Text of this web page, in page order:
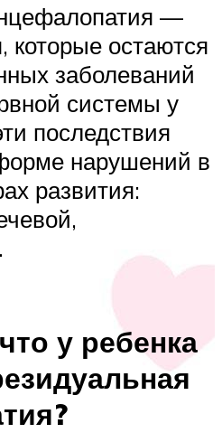
—
которые остаются
заболеваний
системы у
последствия
нарушений в
развития:
у ребенка